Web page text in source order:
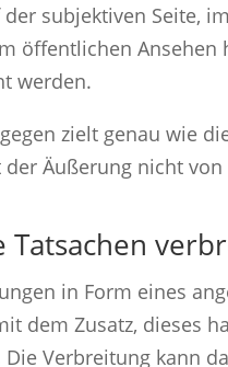
subjektiven Seite,
öffentlichen
werden.
zielt genau wie
Äußerung nicht von
Tatsachen
in Form eines
dem Zusatz, dieses
Die Verbreitung kann